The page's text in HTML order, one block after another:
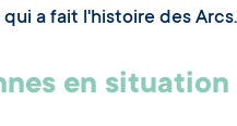
a fait l'histoire des Arcs.
en situation